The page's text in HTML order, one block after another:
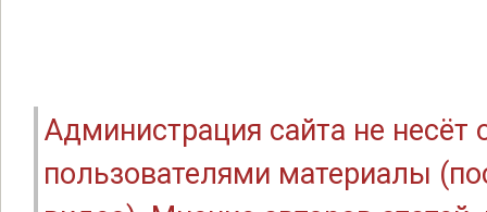
Администрация сайта не
пользователями материалы